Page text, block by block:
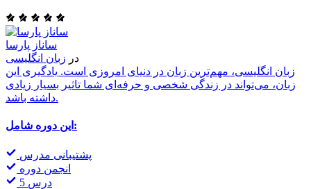
ساناز پارسا
در زبان انگلیسی
زبان انگلیسی، مهم‌ترین زبان در دنیای امروزی است. یادگیری این
زبان، می‌تواند در زندگی شخصی و حرفه‌ای شما تاثیر بسیار زیادی
داشته باشد.
این دوره شامل:
پشتیبانی مدرس
انجمن دوره
5 درس